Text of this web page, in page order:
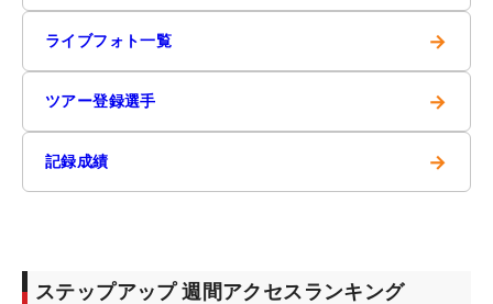
ライブフォト一覧 →
ツアー登録選手 →
記録成績 →
ステップアップ 週間アクセスランキング